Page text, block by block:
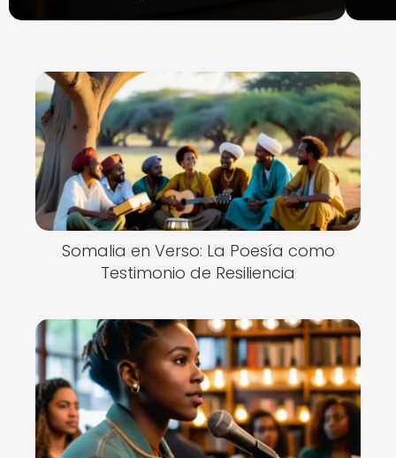
Somalia en Verso: La Poesía como
Testimonio de Resiliencia